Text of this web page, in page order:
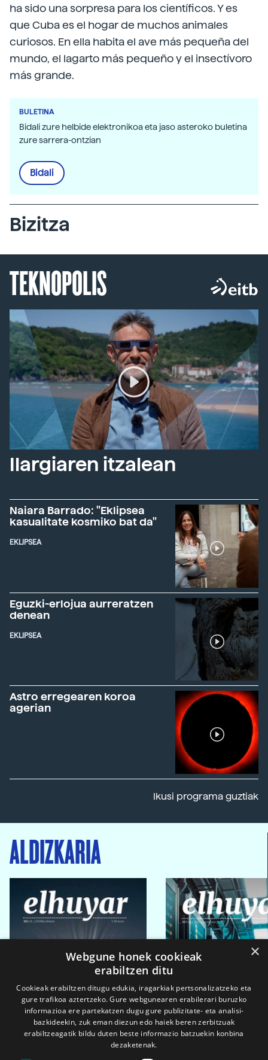
ha sido una sorpresa para los científicos. Y es
que Cuba es el hogar de muchos animales
curiosos. En ella habita el ave más pequeña del
mundo, el lagarto más pequeño y el insectívoro
más grande.
BULETINA
Bidali zure helbide elektronikoa eta jaso asteroko buletina
zure sarrera-ontzian
Bidali
Bizitza
TEKNOPOLIS
Ilargiaren itzalean
Naiara Barrado: "Eklipsea
kasualitate kosmiko bat da"
EKLIPSEA
Eguzki-erlojua aurreratzen
denean
EKLIPSEA
Astro erregearen koroa
agerian
Ikusi programa guztiak
ALDIZKARIA
×
Webgune honek cookieak
erabiltzen ditu
Cookieak erabiltzen ditugu edukia, iragarkiak pertsonalizatzeko eta
gure trafikoa aztertzeko. Gure webgunearen erabilerari buruzko
informazioa ere partekatzen dugu gure publizitate- eta analisi-
bazkideekin, zuk eman diezun edo haiek beren zerbitzuak
erabiltzeagatik bildu duten beste informazio batzuekin konbina
dezaketenak.